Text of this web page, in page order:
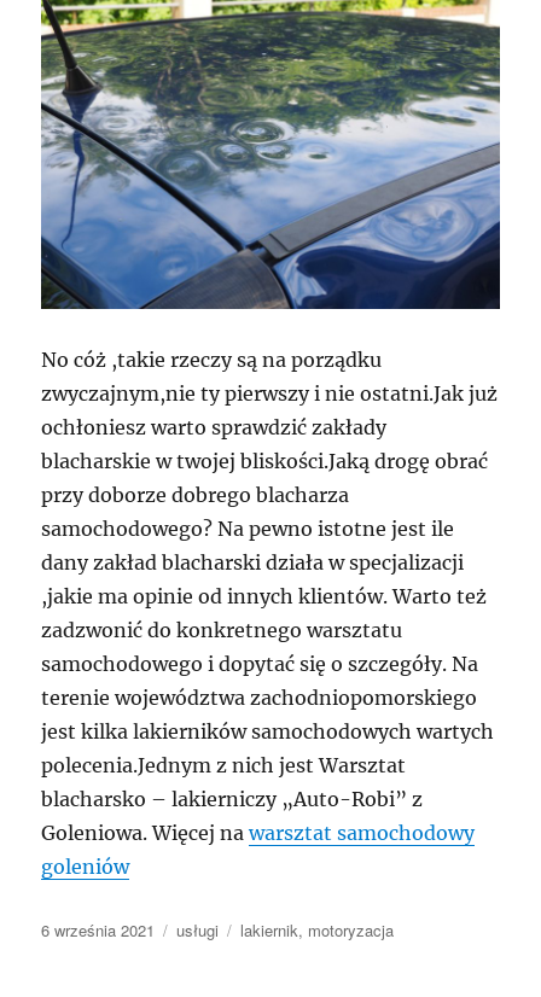
No cóż ,takie rzeczy są na porządku
zwyczajnym,nie ty pierwszy i nie ostatni.Jak już
ochłoniesz warto sprawdzić zakłady
blacharskie w twojej bliskości.Jaką drogę obrać
przy doborze dobrego blacharza
samochodowego? Na pewno istotne jest ile
dany zakład blacharski działa w specjalizacji
,jakie ma opinie od innych klientów. Warto też
zadzwonić do konkretnego warsztatu
samochodowego i dopytać się o szczegóły. Na
terenie województwa zachodniopomorskiego
jest kilka lakierników samochodowych wartych
polecenia.Jednym z nich jest Warsztat
blacharsko – lakierniczy „Auto-Robi” z
Goleniowa. Więcej nawarsztat samochodowy
goleniów
Data
6 września 2021 Kategorie
usługi Tagi
lakiernik, motoryzacja